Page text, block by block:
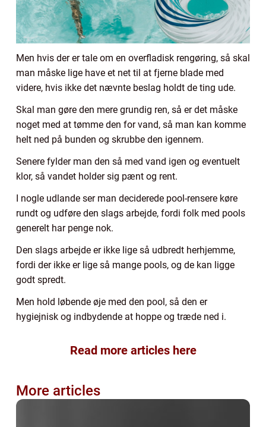
Men hvis der er tale om en overfladisk rengøring, så skal
man måske lige have et net til at fjerne blade med
videre, hvis ikke det nævnte beslag holdt de ting ude.
Skal man gøre den mere grundig ren, så er det måske
noget med at tømme den for vand, så man kan komme
helt ned på bunden og skrubbe den igennem.
Senere fylder man den så med vand igen og eventuelt
klor, så vandet holder sig pænt og rent.
I nogle udlande ser man deciderede pool-rensere køre
rundt og udføre den slags arbejde, fordi folk med pools
generelt har penge nok.
Den slags arbejde er ikke lige så udbredt herhjemme,
fordi der ikke er lige så mange pools, og de kan ligge
godt spredt.
Men hold løbende øje med den pool, så den er
hygiejnisk og indbydende at hoppe og træde ned i.
Read more articles here
More articles